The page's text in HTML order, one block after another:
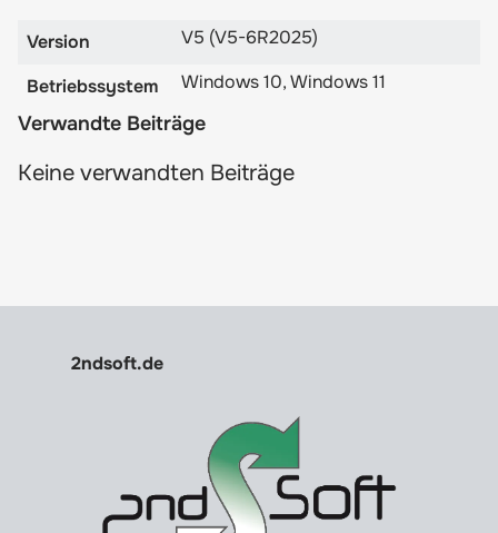
Version V5 (V5-6R2025)
Betriebssystem Windows 10, Windows 11
Verwandte Beiträge
Keine verwandten Beiträge
2ndsoft.de